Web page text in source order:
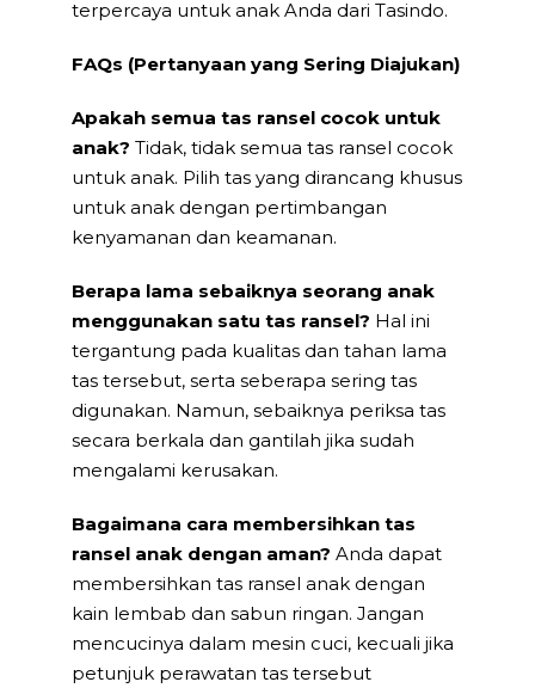
terpercaya untuk anak Anda dari Tasindo.
FAQs (Pertanyaan yang Sering Diajukan)
Apakah semua tas ransel cocok untuk
anak? Tidak, tidak semua tas ransel cocok
untuk anak. Pilih tas yang dirancang khusus
untuk anak dengan pertimbangan
kenyamanan dan keamanan.
Berapa lama sebaiknya seorang anak
menggunakan satu tas ransel? Hal ini
tergantung pada kualitas dan tahan lama
tas tersebut, serta seberapa sering tas
digunakan. Namun, sebaiknya periksa tas
secara berkala dan gantilah jika sudah
mengalami kerusakan.
Bagaimana cara membersihkan tas
ransel anak dengan aman? Anda dapat
membersihkan tas ransel anak dengan
kain lembab dan sabun ringan. Jangan
mencucinya dalam mesin cuci, kecuali jika
petunjuk perawatan tas tersebut